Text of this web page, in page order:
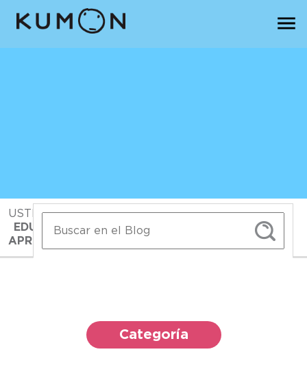
USTED ESTA EN: INICIO > BLOG> >
EDUCACIÓN DIGITAL: ¿CÓMO POTENCIAR EL
APRENDIZAJE CON ELLA?
Categoría